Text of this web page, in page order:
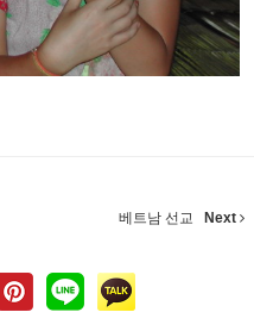
베트남 선교 Next